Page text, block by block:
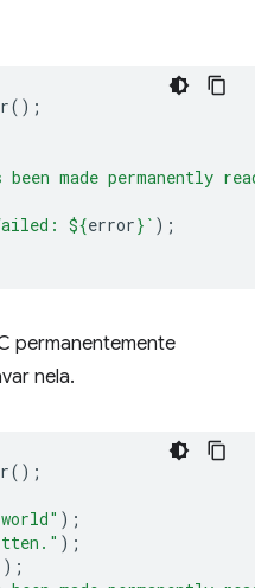
();
been made permanently
${error} ` );
permanentemente
nela.
();
);
);